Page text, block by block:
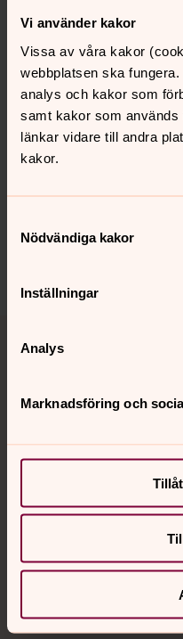
Vi använder kakor
Vissa av våra kakor
webbplatsen ska
analys och kakor som
samt kakor som
länkar vidare till andra
kakor.
Nödvändiga kakor
Inställningar
Analys
Marknadsföring och
Publicerad 25 augusti 2020
Senast ändrad 27 maj 2026
Synpunkter eller
spanga-
Dela
Kontakt
Sociala kanaler